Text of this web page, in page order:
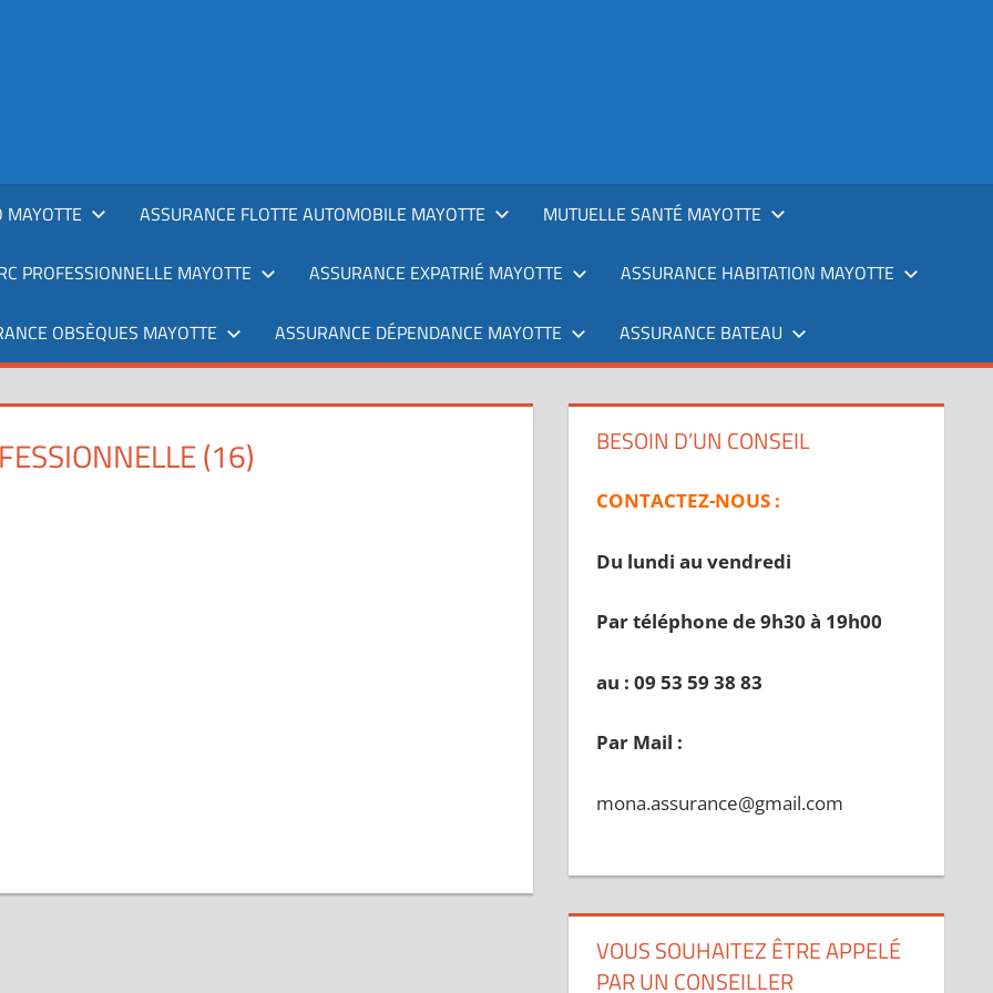
MAYOTTE ASSURANCE FLOTTE AUTOMOBILE MAYOTTE MUTUELLE SANTÉ MAYOTTE
PROFESSIONNELLE MAYOTTE ASSURANCE EXPATRIÉ MAYOTTE ASSURANCE HABITATION MAYOTTE
OBSÈQUES MAYOTTE ASSURANCE DÉPENDANCE MAYOTTE ASSURANCE BATEAU
(16) BESOIN D’UN CONSEIL
CONTACTEZ-NOUS :
Du lundi au vendredi
Par téléphone de 9h30 à 19h00
au : 09 53 59 38 83
Par Mail :
mona.assurance@gmail.com
VOUS SOUHAITEZ ÊTRE APPELÉ
PAR UN CONSEILLER